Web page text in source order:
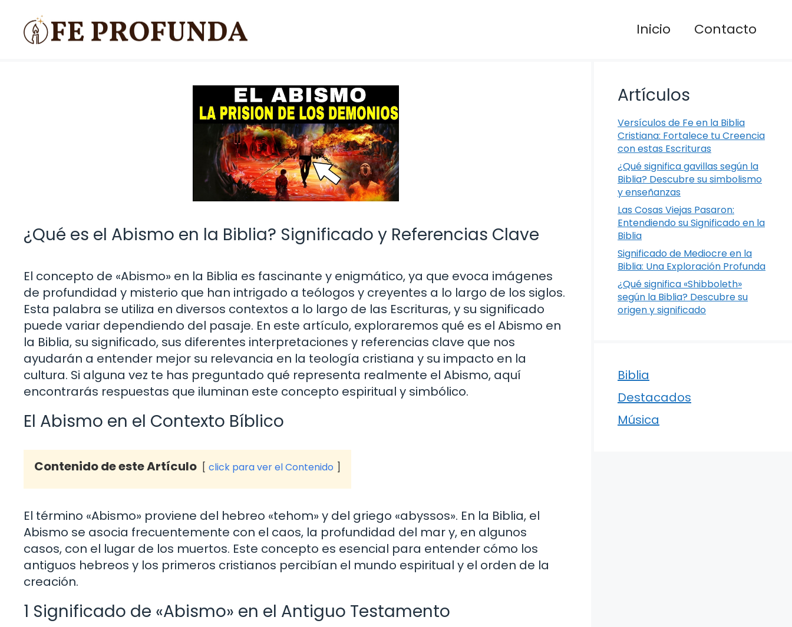
contenido
Inicio Contacto
¿Qué es el Abismo en la Biblia? Significado y Referencias Clave
El concepto de «Abismo» en la Biblia es fascinante y enigmático, ya que evoca imágenes
de profundidad y misterio que han intrigado a teólogos y creyentes a lo largo de los siglos.
Esta palabra se utiliza en diversos contextos a lo largo de las Escrituras, y su significado
puede variar dependiendo del pasaje. En este artículo, exploraremos qué es el Abismo en
la Biblia, su significado, sus diferentes interpretaciones y referencias clave que nos
ayudarán a entender mejor su relevancia en la teología cristiana y su impacto en la
cultura. Si alguna vez te has preguntado qué representa realmente el Abismo, aquí
encontrarás respuestas que iluminan este concepto espiritual y simbólico.
El Abismo en el Contexto Bíblico
Contenido de este Artículo click para ver el Contenido
El término «Abismo» proviene del hebreo «tehom» y del griego «abyssos». En la Biblia, el
Abismo se asocia frecuentemente con el caos, la profundidad del mar y, en algunos
casos, con el lugar de los muertos. Este concepto es esencial para entender cómo los
antiguos hebreos y los primeros cristianos percibían el mundo espiritual y el orden de la
creación.
1 Significado de «Abismo» en el Antiguo Testamento
Artículos
Versículos de Fe en la Biblia
Cristiana: Fortalece tu Creencia
con estas Escrituras
¿Qué significa gavillas según la
Biblia? Descubre su simbolismo
y enseñanzas
Las Cosas Viejas Pasaron:
Entendiendo su Significado en la
Biblia
Significado de Mediocre en la
Biblia: Una Exploración Profunda
¿Qué significa «Shibboleth»
según la Biblia? Descubre su
origen y significado
Biblia
Destacados
Música